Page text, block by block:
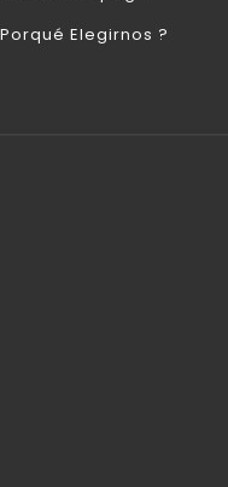
Porqué Elegirnos ?